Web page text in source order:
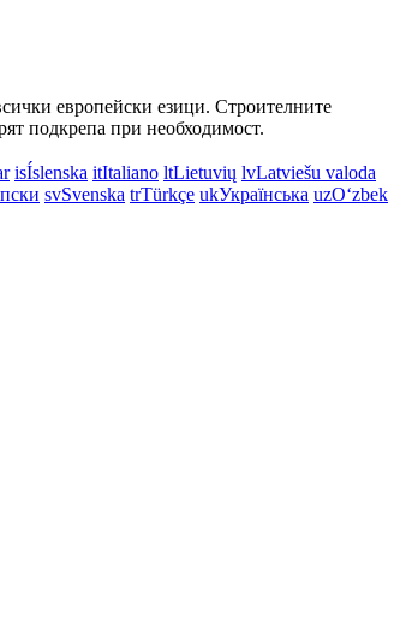
европейски езици. Строителните
подкрепа при необходимост.
isÍslenska itItaliano ltLietuvių lvLatviešu valoda
svSvenska trTürkçe ukУкраїнська uzOʻzbek